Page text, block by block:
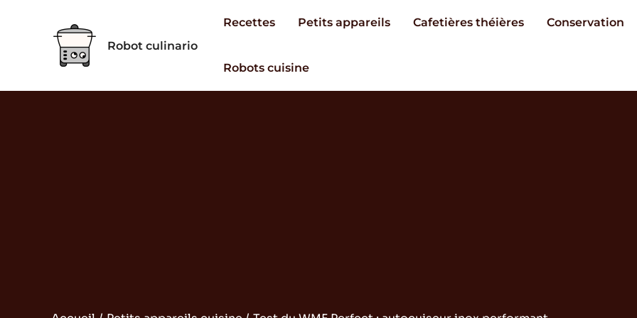
Robot culinario
Recettes Petits appareils Cafetières théières Conservation
Robots cuisine